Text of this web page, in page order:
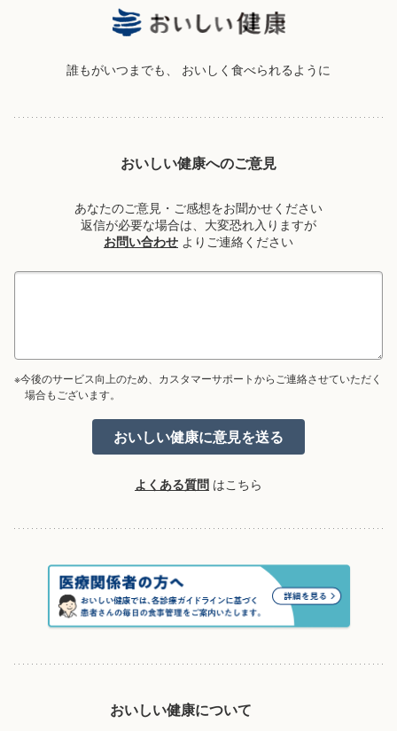
誰もがいつまでも、 おいしく食べられるように
おいしい健康へのご意見
あなたのご意見・ご感想をお聞かせください
返信が必要な場合は、大変恐れ入りますが
お問い合わせ よりご連絡ください
※今後のサービス向上のため、カスタマーサポートからご連絡させていただく
場合もございます。
よくある質問 はこちら
おいしい健康について